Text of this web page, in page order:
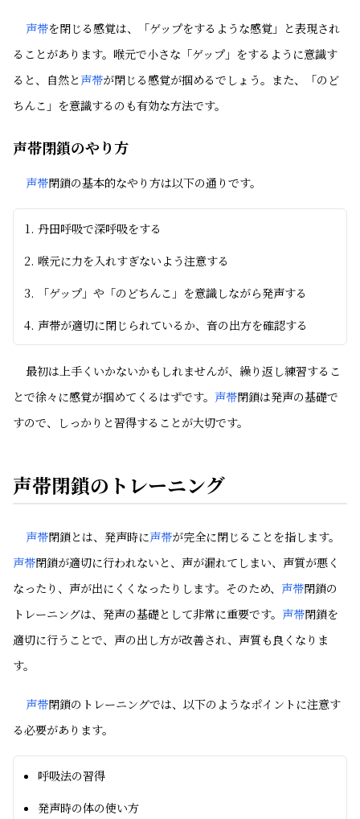
声帯を閉じる感覚は、「ゲップをするような感覚」と表現され
ることがあります。喉元で小さな「ゲップ」をするように意識す
ると、自然と声帯が閉じる感覚が掴めるでしょう。また、「のど
ちんこ」を意識するのも有効な方法です。
声帯閉鎖のやり方
声帯閉鎖の基本的なやり方は以下の通りです。
丹田呼吸で深呼吸をする
喉元に力を入れすぎないよう注意する
「ゲップ」や「のどちんこ」を意識しながら発声する
声帯が適切に閉じられているか、音の出方を確認する
最初は上手くいかないかもしれませんが、繰り返し練習するこ
とで徐々に感覚が掴めてくるはずです。 声帯閉鎖は発声の基礎で
すので、しっかりと習得することが大切です。
声帯閉鎖のトレーニング
声帯閉鎖とは、発声時に声帯が完全に閉じることを指します。
声帯閉鎖が適切に行われないと、声が漏れてしまい、声質が悪く
なったり、声が出にくくなったりします。そのため、 声帯閉鎖の
トレーニングは、発声の基礎として非常に重要です。 声帯閉鎖を
適切に行うことで、声の出し方が改善され、声質も良くなりま
す。
声帯閉鎖のトレーニングでは、以下のようなポイントに注意す
る必要があります。
呼吸法の習得
発声時の体の使い方